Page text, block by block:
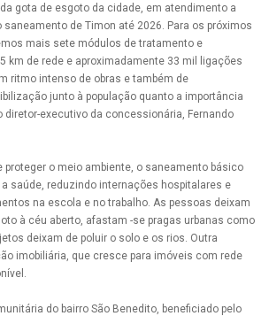
gota de esgoto da cidade, em atendimento a
de Timon até 2026. Para os próximos
mais sete módulos de tratamento e
km de rede e aproximadamente 33 mil ligações
ritmo intenso de obras e também de
junto à população quanto a importância
diretor-executivo da concessionária, Fernando
proteger o meio ambiente, o saneamento básico
saúde, reduzindo internações hospitalares e
na escola e no trabalho. As pessoas deixam
à céu aberto, afastam -se pragas urbanas como
deixam de poluir o solo e os rios. Outra
imobiliária, que cresce para imóveis com rede
do bairro São Benedito, beneficiado pelo